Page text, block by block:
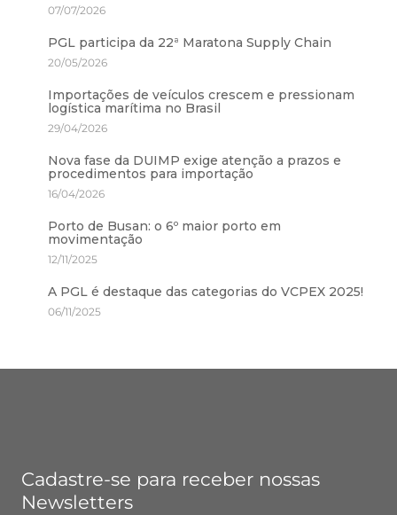
07/07/2026
PGL participa da 22ª Maratona Supply Chain
20/05/2026
Importações de veículos crescem e pressionam
logística marítima no Brasil
29/04/2026
Nova fase da DUIMP exige atenção a prazos e
procedimentos para importação
16/04/2026
Porto de Busan: o 6º maior porto em
movimentação
12/11/2025
A PGL é destaque das categorias do VCPEX 2025!
06/11/2025
Cadastre-se para receber nossas
Newsletters